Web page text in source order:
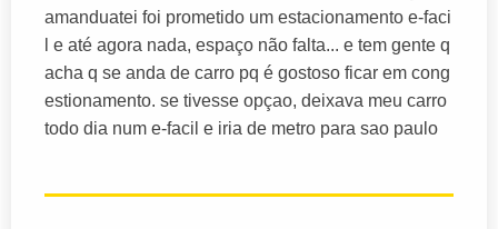
amanduatei foi prometido um estacionamento e-faci
l e até agora nada, espaço não falta... e tem gente q
acha q se anda de carro pq é gostoso ficar em cong
estionamento. se tivesse opçao, deixava meu carro
todo dia num e-facil e iria de metro para sao paulo